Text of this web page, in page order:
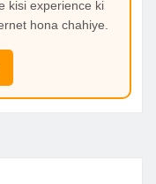
kisi experience ki
hona chahiye.